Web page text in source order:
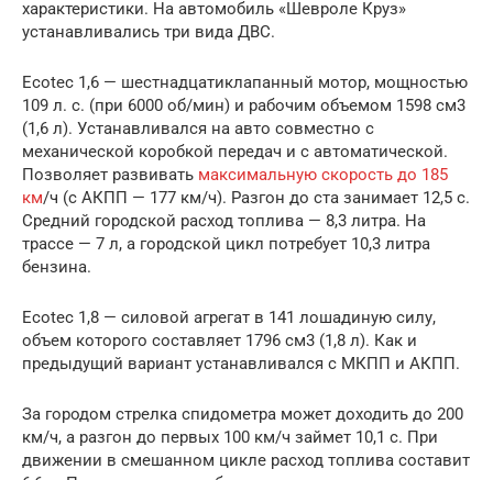
характеристики. На автомобиль «Шевроле Круз»
устанавливались три вида ДВС.
Ecotec 1,6 — шестнадцатиклапанный мотор, мощностью
109 л. с. (при 6000 об/мин) и рабочим объемом 1598 см3
(1,6 л). Устанавливался на авто совместно с
механической коробкой передач и с автоматической.
Позволяет развивать максимальную скорость до 185
км/ч (с АКПП — 177 км/ч). Разгон до ста занимает 12,5 с.
Средний городской расход топлива — 8,3 литра. На
трассе — 7 л, а городской цикл потребует 10,3 литра
бензина.
Ecotec 1,8 — силовой агрегат в 141 лошадиную силу,
объем которого составляет 1796 см3 (1,8 л). Как и
предыдущий вариант устанавливался с МКПП и АКПП.
За городом стрелка спидометра может доходить до 200
км/ч, а разгон до первых 100 км/ч займет 10,1 с. При
движении в смешанном цикле расход топлива составит